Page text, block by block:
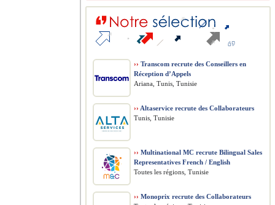
›› Transcom recrute des Conseillers en
Réception d’Appels
Ariana, Tunis, Tunisie
›› Altaservice recrute des Collaborateurs
Tunis, Tunisie
›› Multinational MC recrute Bilingual Sales
Representatives French / English
Toutes les régions, Tunisie
›› Monoprix recrute des Collaborateurs